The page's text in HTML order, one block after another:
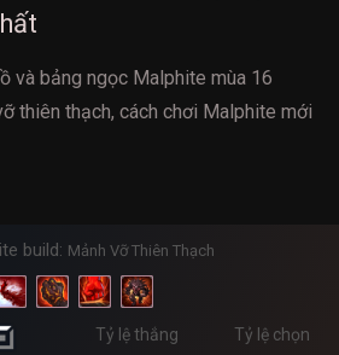
và bảng ngọc Malphite mùa 16
thiên thạch, cách chơi Malphite mới
build: Mảnh Vỡ Thiên Thạch
Tỷ lệ thắng
Tỷ lệ chọn